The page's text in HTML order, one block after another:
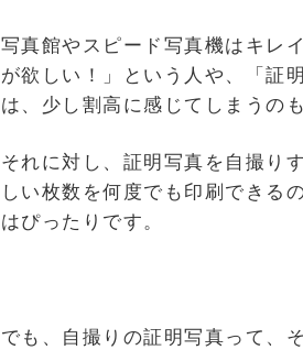
写真館やスピード写真機はキレ
が欲しい！」という人や、「証
は、少し割高に感じてしまうの
それに対し、証明写真を自撮り
しい枚数を何度でも印刷できるの
はぴったりです。
でも、自撮りの証明写真って、